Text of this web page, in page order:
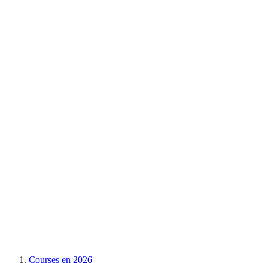
Courses en 2026